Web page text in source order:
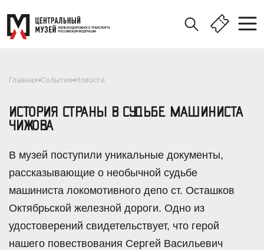
Главная События Новости
ИСТОРИЯ СТРАНЫ В СУДЬБЕ МАШИНИСТА
ЧИЖОВА
В музей поступили уникальные документы,
рассказывающие о необычной судьбе
машиниста локомотивного депо ст. Осташков
Октябрьской железной дороги. Одно из
удостоверений свидетельствует, что герой
нашего повествования Сергей Васильевич